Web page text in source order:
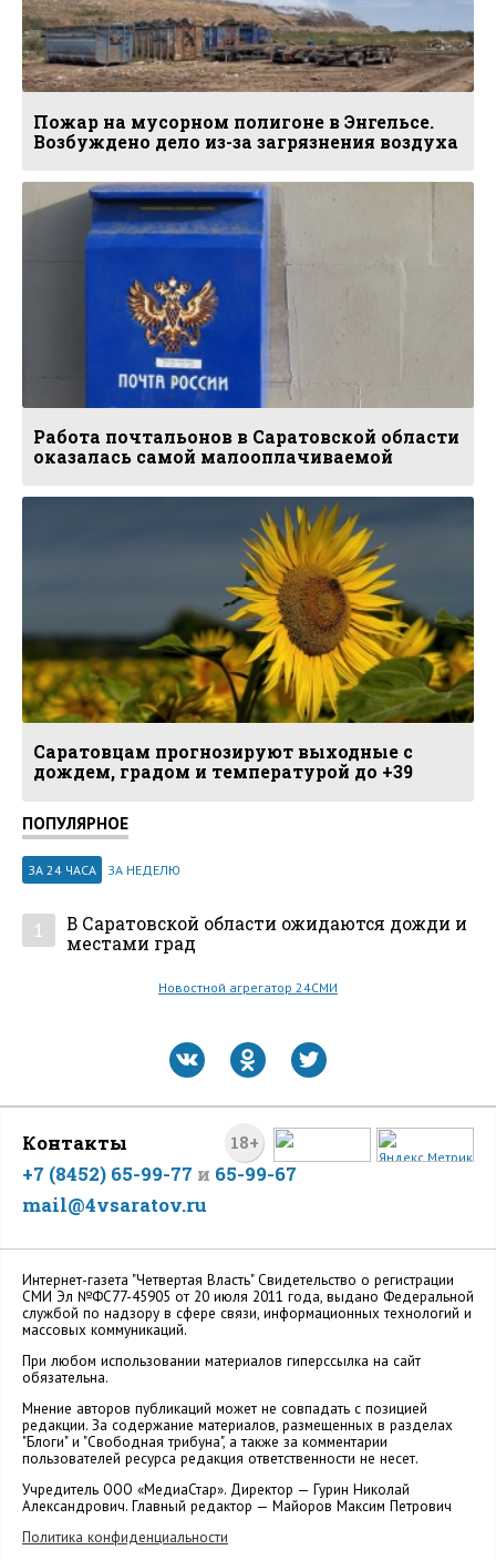
Пожар на мусорном полигоне в Энгельсе.
Возбуждено дело из-за загрязнения воздуха
Работа почтальонов в Саратовской области
оказалась самой малооплачиваемой
Саратовцам прогнозируют выходные с
дождем, градом и температурой до +39
ПОПУЛЯРНОЕ
ЗА 24 ЧАСА ЗА НЕДЕЛЮ
1
В Саратовской области ожидаются дожди и
местами град
Новостной агрегатор 24СМИ
18+
Контакты
+7 (8452) 65-99-77 и 65-99-67
mail@4vsaratov.ru
Интернет-газета "Четвертая Власть" Cвидетельство о регистрации
СМИ Эл №ФС77-45905 от 20 июля 2011 года, выдано Федеральной
службой по надзору в сфере связи, информационных технологий и
массовых коммуникаций.
При любом использовании материалов гиперссылка на сайт
обязательна.
Мнение авторов публикаций может не совпадать с позицией
редакции. За содержание материалов, размещенных в разделах
"Блоги" и "Свободная трибуна", а также за комментарии
пользователей ресурса редакция ответственности не несет.
Учредитель ООО «МедиаСтар». Директор — Гурин Николай
Александрович. Главный редактор — Майоров Максим Петрович
Политика конфиденциальности